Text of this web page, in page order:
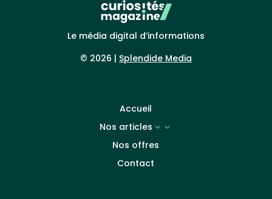
Le média digital d’informations
© 2026 | Splendide Media
Accueil
Nos articles
3
Nos offres
Contact